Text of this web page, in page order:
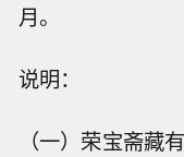
月。
说明：
（一）荣宝斋藏